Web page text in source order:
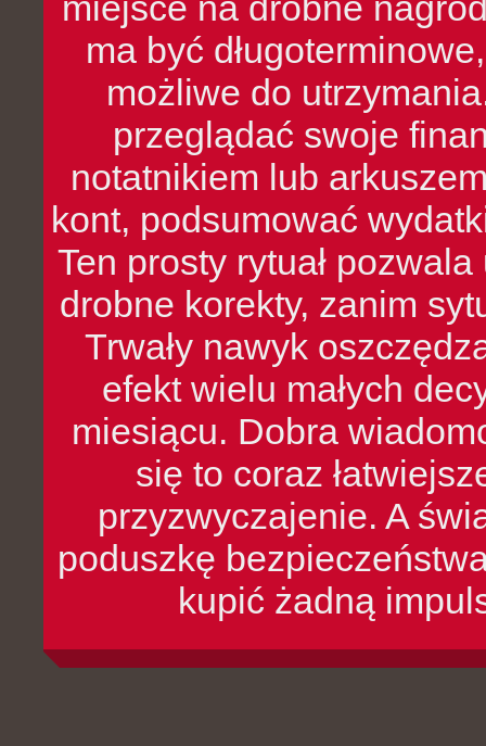
ma być
możliwe do
przeglądać swoje
notatnikiem lub
kont, podsumować
Ten prosty rytuał
drobne korekty, zanim
Trwały nawyk
efekt wielu małych
miesiącu. Dobra
się to coraz
przyzwyczajenie. A
poduszkę
kupić żadną